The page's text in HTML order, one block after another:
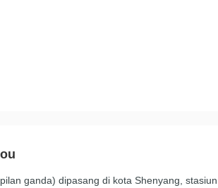
ganda) dipasang di kota Shenyang, stasiun